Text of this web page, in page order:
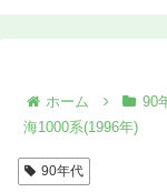
ホーム 90
海1000系(1996年)
90年代